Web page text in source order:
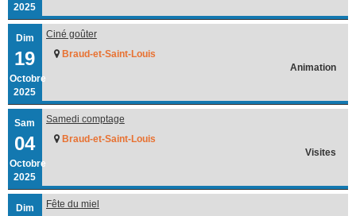
2025
Dim
19
Octobre
2025
Ciné goûter
Braud-et-Saint-Louis
Animation
Sam
04
Octobre
2025
Samedi comptage
Braud-et-Saint-Louis
Visites
Dim
Fête du miel